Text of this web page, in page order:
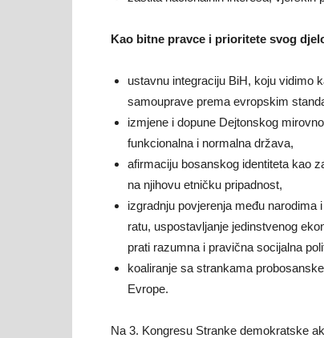
Kao bitne pravce i prioritete svog
ustavnu integraciju BiH, koju vidimo
samouprave prema evropskim
izmjene i dopune Dejtonskog
funkcionalna i normalna država,
afirmaciju bosanskog identiteta kao
na njihovu etničku pripadnost,
izgradnju povjerenja među
ratu, uspostavljanje jedinstvenog
prati razumna i pravična socijalna
koaliranje sa strankama
Evrope.
Na 3. Kongresu Stranke demokratske